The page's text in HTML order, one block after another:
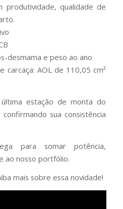
produtividade, qualidade de
desmama e peso ao ano
carcaça: AOL de 110,05 cm²
estação de monta do
sua consistência
para somar potência,
ao nosso portfólio.
mais sobre essa novidade!